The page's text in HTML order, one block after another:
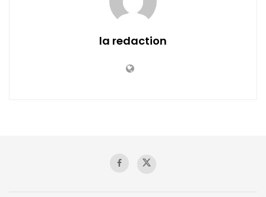
la redaction